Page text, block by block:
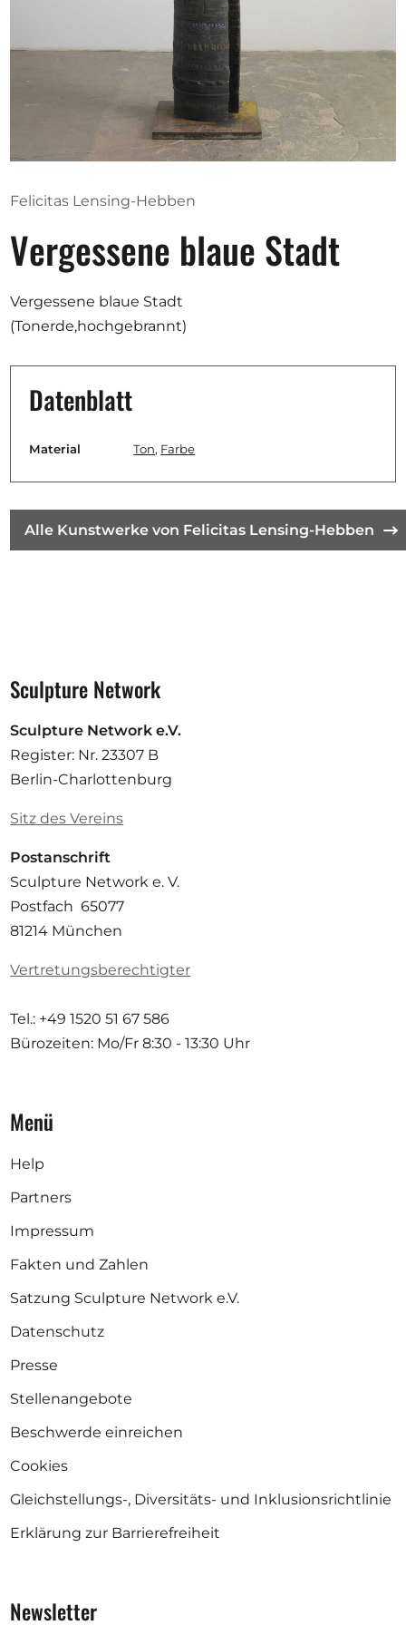
Ausschreibungen
Mitglied werden
Künstler:innen
Spenden
Help
Kontakt
Felicitas Lensing-Hebben
Vergessene blaue Stadt
Vergessene blaue Stadt
(Tonerde,hochgebrannt)
Datenblatt
Material Ton, Farbe
Alle Kunstwerke von Felicitas Lensing-Hebben
Sculpture Network
Sculpture Network e.V.
Register: Nr. 23307 B
Berlin-Charlottenburg
Sitz des Vereins
Postanschrift
Sculpture Network e. V.
Postfach 65077
81214 München
Vertretungsberechtigter
Tel.: +49 1520 51 67 586
Bürozeiten: Mo/Fr 8:30 - 13:30 Uhr
Menü
Help
Partners
Impressum
Fakten und Zahlen
Satzung Sculpture Network e.V.
Datenschutz
Presse
Stellenangebote
Beschwerde einreichen
Cookies
Gleichstellungs-, Diversitäts- und Inklusionsrichtlinie
Erklärung zur Barrierefreiheit
Newsletter